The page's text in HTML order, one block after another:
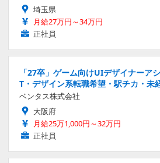
埼玉県
月給27万円～34万円
正社員
「27卒」ゲーム向けUIデザイナーア
T・デザイン系転職希望・駅チカ・未
ベンタス株式会社
大阪府
月給25万1,000円～32万円
正社員